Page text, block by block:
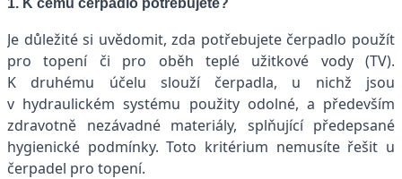
1. K čemu čerpadlo potřebujete?
Je důležité si uvědomit, zda potřebujete čerpadlo použít
pro topení či pro oběh teplé užitkové vody (TV).
K druhému účelu slouží čerpadla, u nichž jsou
v hydraulickém systému použity odolné, a především
zdravotně nezávadné materiály, splňující předepsané
hygienické podmínky. Toto kritérium nemusíte řešit u
čerpadel pro topení.